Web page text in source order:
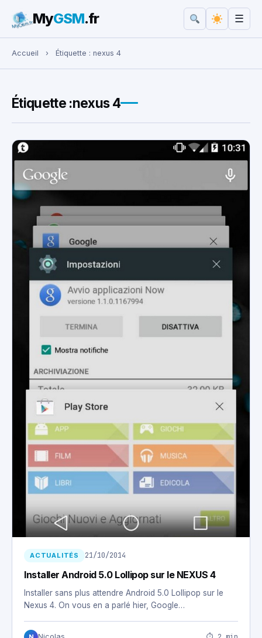
Rechercher :
MyGSM.fr ☰
Accueil › Étiquette : nexus 4
Étiquette :nexus 4
ACTUALITÉS 21/10/2014
Installer Android 5.0 Lollipop sur le NEXUS 4
Installer sans plus attendre Android 5.0 Lollipop sur le
Nexus 4. On vous en a parlé hier, Google…